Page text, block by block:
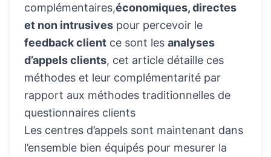
complémentaires,économiques, directes
et non intrusives pour percevoir le
feedback client ce sont les analyses
d’appels clients, cet article détaille ces
méthodes et leur complémentarité par
rapport aux méthodes traditionnelles de
questionnaires clients
Les centres d’appels sont maintenant dans
l’ensemble bien équipés pour mesurer la